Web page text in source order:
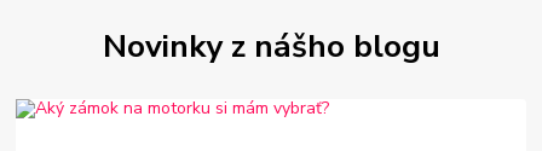
Novinky z nášho blogu